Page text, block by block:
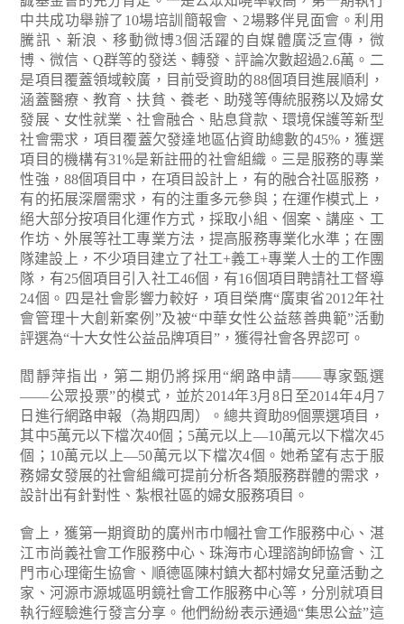
中共成功舉辦了10場培訓簡報會、2場夥伴見面會。利用
騰訊、新浪、移動微博3個活躍的自媒體廣泛宣傳，微
博、微信、Q群等的發送、轉發、評論次數超過2.6萬。二
是項目覆蓋領域較廣，目前受資助的88個項目進展順利，
涵蓋醫療、教育、扶貧、養老、助殘等傳統服務以及婦女
發展、女性就業、社會融合、貼息貸款、環境保護等新型
社會需求，項目覆蓋欠發達地區佔資助總數的45%，獲選
項目的機構有31%是新註冊的社會組織。三是服務的專業
性強，88個項目中，在項目設計上，有的融合社區服務，
有的拓展深層需求，有的注重多元參與；在運作模式上，
絕大部分按項目化運作方式，採取小組、個案、講座、工
作坊、外展等社工專業方法，提高服務專業化水準；在團
隊建設上，不少項目建立了社工+義工+專業人士的工作團
隊，有25個項目引入社工46個，有16個項目聘請社工督導
24個。四是社會影響力較好，項目榮膺“廣東省2012年社
會管理十大創新案例”及被“中華女性公益慈善典範”活動
評選為“十大女性公益品牌項目”，獲得社會各界認可。
閻靜萍指出，第二期仍將採用“網路申請——專家甄選
——公眾投票”的模式，並於2014年3月8日至2014年4月7
日進行網路申報（為期四周）。總共資助89個票選項目，
其中5萬元以下檔次40個；5萬元以上—10萬元以下檔次45
個；10萬元以上—50萬元以下檔次4個。她希望有志于服
務婦女發展的社會組織可提前分析各類服務群體的需求，
設計出有針對性、紮根社區的婦女服務項目。
會上，獲第一期資助的廣州市巾幗社會工作服務中心、湛
江市尚義社會工作服務中心、珠海市心理諮詢師協會、江
門市心理衛生協會、順德區陳村鎮大都村婦女兒童活動之
家、河源市源城區明鏡社會工作服務中心等，分別就項目
執行經驗進行發言分享。他們紛紛表示通過“集思公益”這